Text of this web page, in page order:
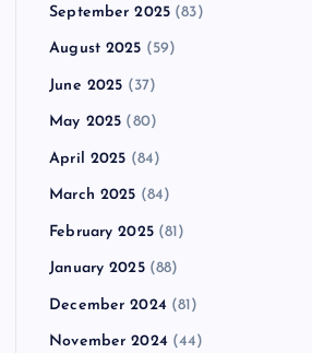
September 2025 (83)
August 2025 (59)
June 2025 (37)
May 2025 (80)
April 2025 (84)
March 2025 (84)
February 2025(81)
January 2025(88)
December 2024 (81)
November 2024 (44)